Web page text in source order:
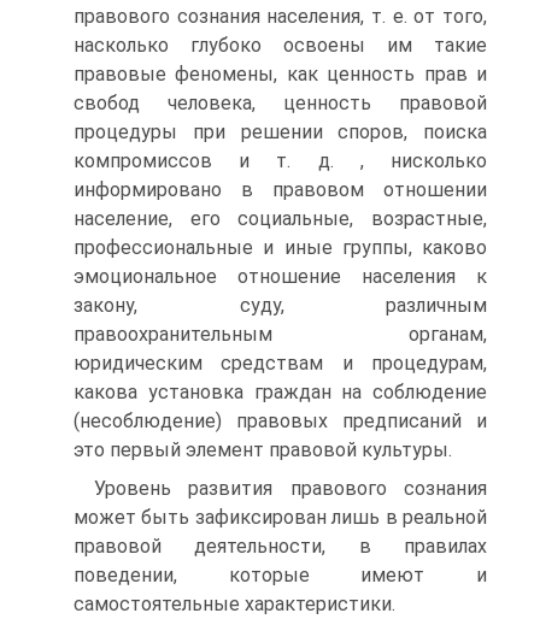
правового сознания населения, т. е. от того,
насколько глубоко освоены им такие
правовые феномены, как ценность прав и
свобод человека, ценность правовой
процедуры при решении споров, поиска
компромиссов и т. д. , нисколько
информировано в правовом отношении
население, его социальные, возрастные,
профессиональные и иные группы, каково
эмоциональное отношение населения к
закону, суду, различным
правоохранительным органам,
юридическим средствам и процедурам,
какова установка граждан на соблюдение
(несоблюдение) правовых предписаний и
это первый элемент правовой культуры.
Уровень развития правового сознания
может быть зафиксирован лишь в реальной
правовой деятельности, в правилах
поведении, которые имеют и
самостоятельные характеристики.